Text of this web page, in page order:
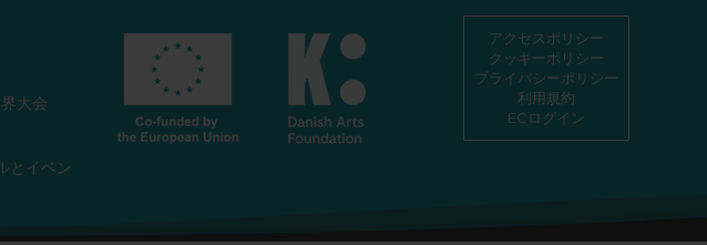
大会
とイベン
アクセスポリシー
クッキーポリシー
プライバシーポリシー
利用規約
ECログイン